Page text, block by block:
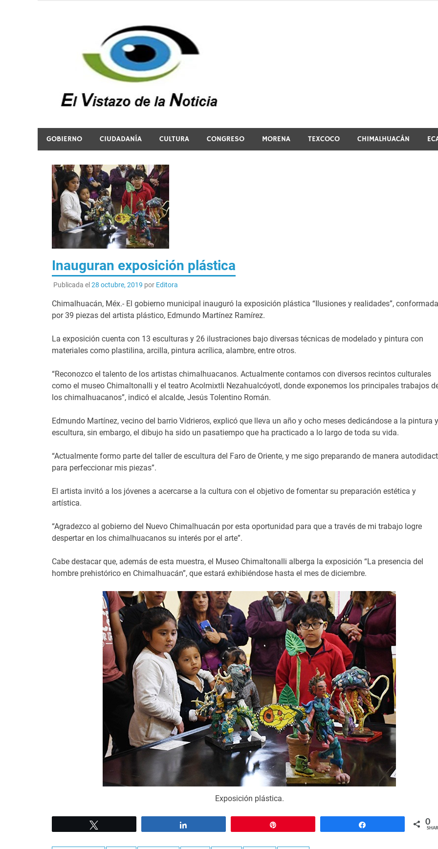
GOBIERNO CIUDADANÍA CULTURA CONGRESO MORENA TEXCOCO CHIMALHUACÁN
Inauguran exposición plástica
Publicada el28 octubre, 2019 por Editora
Chimalhuacán, Méx.- El gobierno municipal inauguró la exposición plástica “Ilusiones y realidades”, conformada
por 39 piezas del artista plástico, Edmundo Martínez Ramírez.
La exposición cuenta con 13 esculturas y 26 ilustraciones bajo diversas técnicas de modelado y pintura con
materiales como plastilina, arcilla, pintura acrílica, alambre, entre otros.
“Reconozco el talento de los artistas chimalhuacanos. Actualmente contamos con diversos recintos culturales
como el museo Chimaltonalli y el teatro Acolmixtli Nezahualcóyotl, donde exponemos los principales trabajos
los chimalhuacanos”, indicó el alcalde, Jesús Tolentino Román.
Edmundo Martínez, vecino del barrio Vidrieros, explicó que lleva un año y ocho meses dedicándose a la pintura y
escultura, sin embargo, el dibujo ha sido un pasatiempo que ha practicado a lo largo de toda su vida.
“Actualmente formo parte del taller de escultura del Faro de Oriente, y me sigo preparando de manera
para perfeccionar mis piezas”.
El artista invitó a los jóvenes a acercarse a la cultura con el objetivo de fomentar su preparación estética y
artística.
“Agradezco al gobierno del Nuevo Chimalhuacán por esta oportunidad para que a través de mi trabajo logre
despertar en los chimalhuacanos su interés por el arte”.
Cabe destacar que, además de esta muestra, el Museo Chimaltonalli alberga la exposición “La presencia del
hombre prehistórico en Chimalhuacán”, que estará exhibiéndose hasta el mes de diciembre.
Exposición plástica.
0